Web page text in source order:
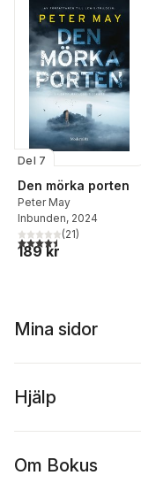
Del 7
Den mörka porten
Peter May
Inbunden, 2024
4,5utav 5 stjärnor.
(21)
189 kr
Mina sidor
Hjälp
Om Bokus